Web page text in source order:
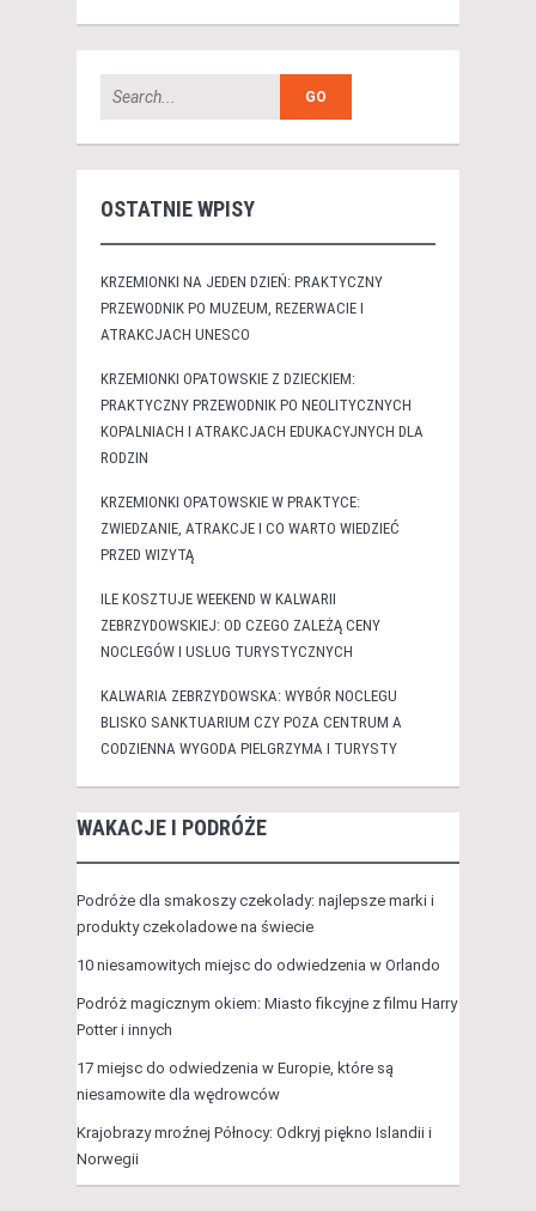
OSTATNIE WPISY
KRZEMIONKI NA JEDEN DZIEŃ: PRAKTYCZNY
PRZEWODNIK PO MUZEUM, REZERWACIE I
ATRAKCJACH UNESCO
KRZEMIONKI OPATOWSKIE Z DZIECKIEM:
PRAKTYCZNY PRZEWODNIK PO NEOLITYCZNYCH
KOPALNIACH I ATRAKCJACH EDUKACYJNYCH DLA
RODZIN
KRZEMIONKI OPATOWSKIE W PRAKTYCE:
ZWIEDZANIE, ATRAKCJE I CO WARTO WIEDZIEĆ
PRZED WIZYTĄ
ILE KOSZTUJE WEEKEND W KALWARII
ZEBRZYDOWSKIEJ: OD CZEGO ZALEŻĄ CENY
NOCLEGÓW I USŁUG TURYSTYCZNYCH
KALWARIA ZEBRZYDOWSKA: WYBÓR NOCLEGU
BLISKO SANKTUARIUM CZY POZA CENTRUM A
CODZIENNA WYGODA PIELGRZYMA I TURYSTY
WAKACJE I PODRÓŻE
Podróże dla smakoszy czekolady: najlepsze marki i
produkty czekoladowe na świecie
10 niesamowitych miejsc do odwiedzenia w Orlando
Podróż magicznym okiem: Miasto fikcyjne z filmu Harry
Potter i innych
17 miejsc do odwiedzenia w Europie, które są
niesamowite dla wędrowców
Krajobrazy mroźnej Północy: Odkryj piękno Islandii i
Norwegii